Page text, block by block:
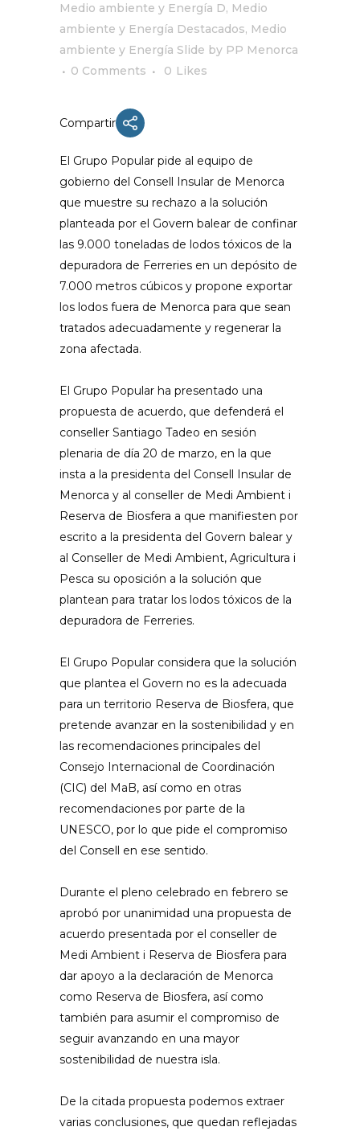
Medio ambiente y Energía D, Medio
ambiente y Energía Destacados, Medio
ambiente y Energía Slide by PP Menorca
0 Comments
0 Likes
Compartir
El Grupo Popular pide al equipo de
gobierno del Consell Insular de Menorca
que muestre su rechazo a la solución
planteada por el Govern balear de confinar
las 9.000 toneladas de lodos tóxicos de la
depuradora de Ferreries en un depósito de
7.000 metros cúbicos y propone exportar
los lodos fuera de Menorca para que sean
tratados adecuadamente y regenerar la
zona afectada.
El Grupo Popular ha presentado una
propuesta de acuerdo, que defenderá el
conseller Santiago Tadeo en sesión
plenaria de día 20 de marzo, en la que
insta a la presidenta del Consell Insular de
Menorca y al conseller de Medi Ambient i
Reserva de Biosfera a que manifiesten por
escrito a la presidenta del Govern balear y
al Conseller de Medi Ambient, Agricultura i
Pesca su oposición a la solución que
plantean para tratar los lodos tóxicos de la
depuradora de Ferreries.
El Grupo Popular considera que la solución
que plantea el Govern no es la adecuada
para un territorio Reserva de Biosfera, que
pretende avanzar en la sostenibilidad y en
las recomendaciones principales del
Consejo Internacional de Coordinación
(CIC) del MaB, así como en otras
recomendaciones por parte de la
UNESCO, por lo que pide el compromiso
del Consell en ese sentido.
Durante el pleno celebrado en febrero se
aprobó por unanimidad una propuesta de
acuerdo presentada por el conseller de
Medi Ambient i Reserva de Biosfera para
dar apoyo a la declaración de Menorca
como Reserva de Biosfera, así como
también para asumir el compromiso de
seguir avanzando en una mayor
sostenibilidad de nuestra isla.
De la citada propuesta podemos extraer
varias conclusiones, que quedan reflejadas